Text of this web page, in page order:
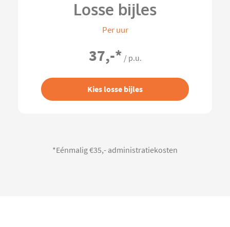
Losse bijles
Per uur
37,-* / p.u.
Kies losse bijles
*Eénmalig €35,- administratiekosten